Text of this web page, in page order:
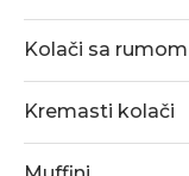
Kolači sa rumom
Kremasti kolači